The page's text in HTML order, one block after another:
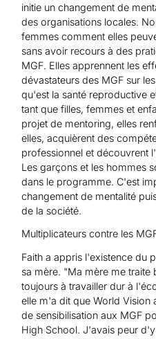
initie un changement de
des organisations locales.
femmes comment elles
sans avoir recours à des
MGF. Elles apprennent les
dévastateurs des MGF sur
qu'est la santé reproductive
tant que filles, femmes et
projet de mentoring, elles
elles, acquièrent des
professionnel et découvrent
Les garçons et les hommes
dans le programme. C'est
changement de mentalité
de la société.
Multiplicateurs contre les
Faith a appris l'existence du
sa mère. "Ma mère me traite
toujours à travailler dur à
elle m'a dit que World Vision
de sensibilisation aux MGF
High School. J'avais peur